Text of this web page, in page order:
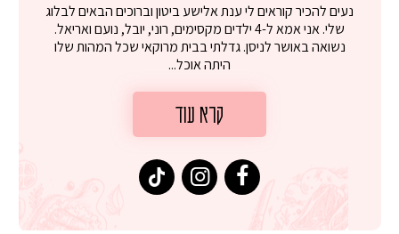
נעים להכיר קוראים לי ענת אלישע ביטון וברוכים הבאים לבלוג
שלי. אני אמא ל-4 ילדים מקסימים, רוני, יובל, נועם ואריאל.
נשואה באושר לניסן. גדלתי בבית מרוקאי שכל המהות שלו
היתה אוכל...
קרא עוד